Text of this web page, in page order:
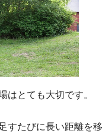
はとても大切です。
すたびに長い距離を移